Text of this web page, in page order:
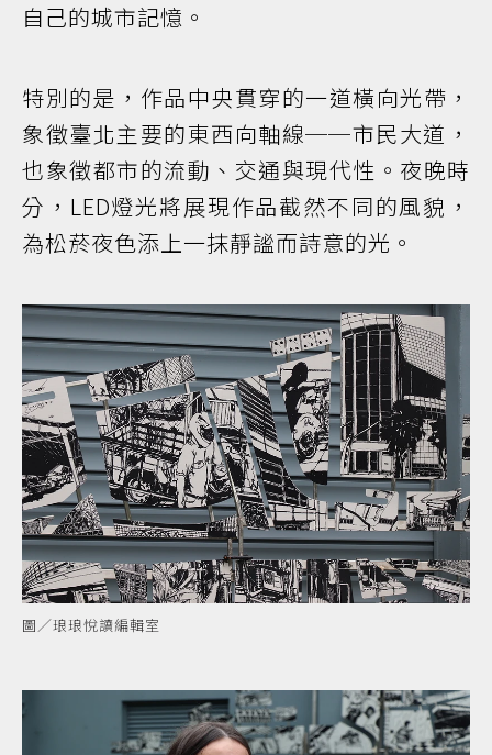
自己的城市記憶。
特別的是，作品中央貫穿的一道橫向光帶，
象徵臺北主要的東西向軸線──市民大道，
也象徵都市的流動、交通與現代性。夜晚時
分，LED燈光將展現作品截然不同的風貌，
為松菸夜色添上一抹靜謐而詩意的光。
圖／琅琅悅讀編輯室